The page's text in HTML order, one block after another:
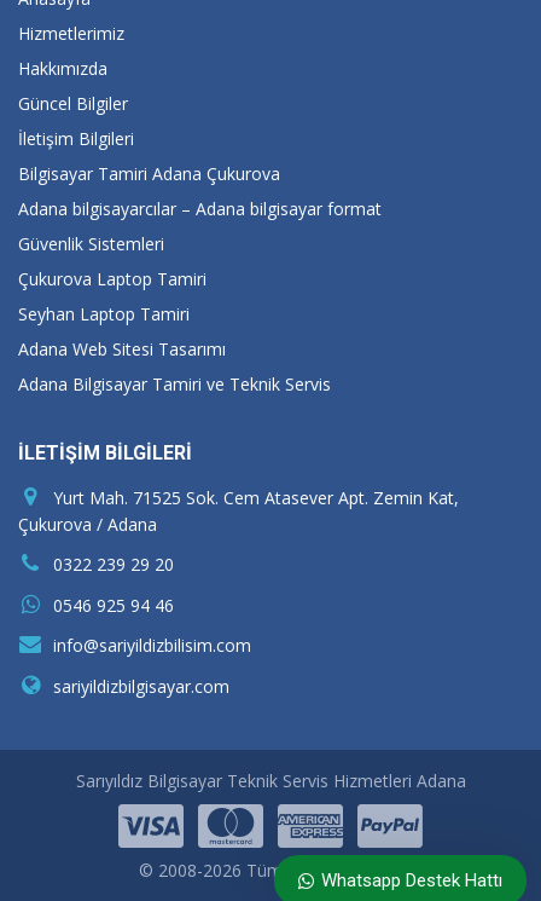
Hizmetlerimiz
Hakkımızda
Güncel Bilgiler
İletişim Bilgileri
Bilgisayar Tamiri Adana Çukurova
Adana bilgisayarcılar – Adana bilgisayar format
Güvenlik Sistemleri
Çukurova Laptop Tamiri
Seyhan Laptop Tamiri
Adana Web Sitesi Tasarımı
Adana Bilgisayar Tamiri ve Teknik Servis
İLETİŞİM BİLGİLERİ
Yurt Mah. 71525 Sok. Cem Atasever Apt. Zemin Kat,
Çukurova / Adana
0322 239 29 20
0546 925 94 46
info@sariyildizbilisim.com
sariyildizbilgisayar.com
Sarıyıldız Bilgisayar Teknik Servis Hizmetleri Adana
© 2008-2026 Tüm Hakları Saklıdır.Whatsapp Destek Hattı